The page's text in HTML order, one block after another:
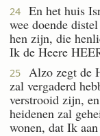
24
En het huis
wee doende
hen zijn, die
Ik de Heere
25
Alzo zegt de
zal vergaderd
verstrooid zijn,
heidenen zal
wonen, dat Ik